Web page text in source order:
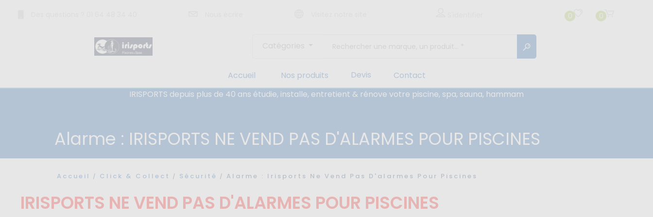
0 0
Accueil Nos produits Devis
Contact
IRISPORTS depuis plus de 40 ans étudie, installe, entretient & rénove votre piscine, spa, sauna, hammam
Alarme : IRISPORTS NE VEND PAS D'ALARMES POUR PISCINES
Accueil Click & Collect Sécurité Alarme : Irisports Ne Vend Pas D'alarmes Pour Piscines
IRISPORTS NE VEND PAS D'ALARMES POUR PISCINES